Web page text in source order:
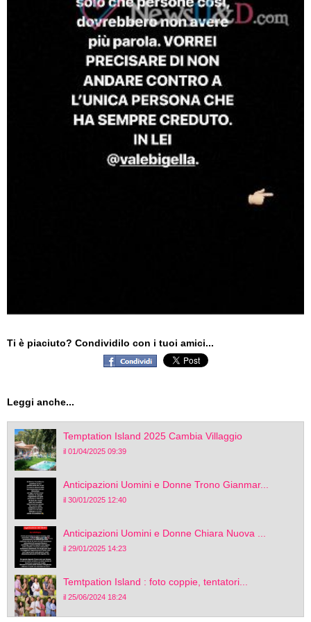
Ti è piaciuto? Condividilo con i tuoi amici...
Leggi anche...
Temptation Island 2025 Cambia Villaggio
il 01/04/2025 09:39
Anticipazioni Uomini e Donne Trono Gianmar...
il 30/01/2025 12:40
Anticipazioni Uomini e Donne Chiara Nuova ...
il 29/01/2025 14:23
Temtpation Island : foto coppie, tentatori...
il 25/06/2024 18:24